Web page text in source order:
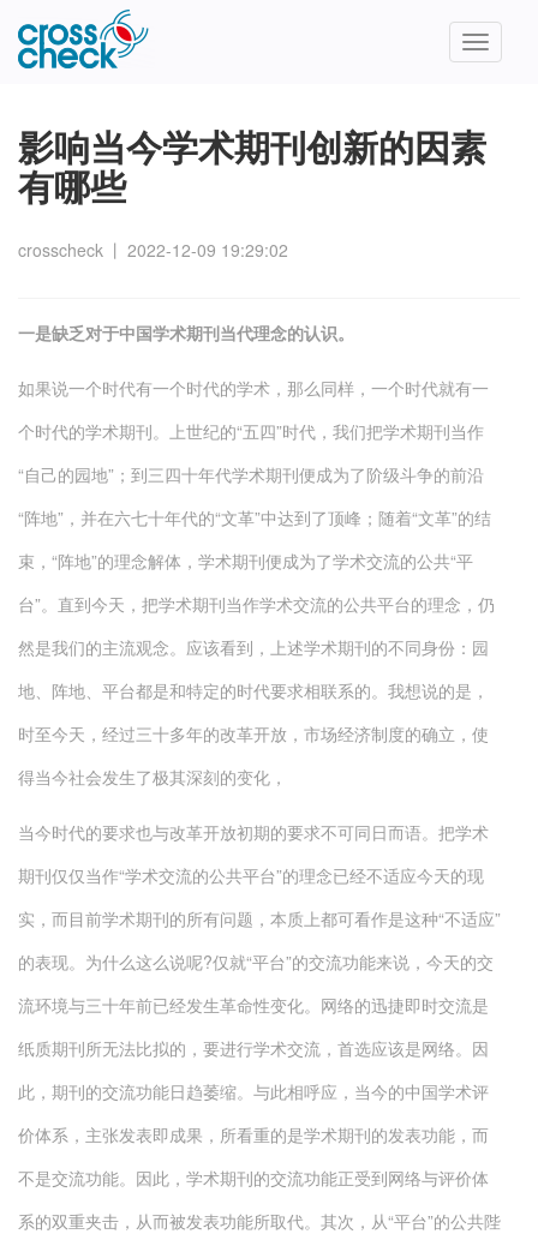
Toggle
影响当今学术期刊创新的因素
有哪些
crosscheck 丨 2022-12-09 19:29:02
一是缺乏对于中国学术期刊当代理念的认识。
如果说一个时代有一个时代的学术，那么同样，一个时代就有一
个时代的学术期刊。上世纪的“五四”时代，我们把学术期刊当作
“自己的园地”；到三四十年代学术期刊便成为了阶级斗争的前沿
“阵地”，并在六七十年代的“文革”中达到了顶峰；随着“文革”的结
束，“阵地”的理念解体，学术期刊便成为了学术交流的公共“平
台”。直到今天，把学术期刊当作学术交流的公共平台的理念，仍
然是我们的主流观念。应该看到，上述学术期刊的不同身份：园
地、阵地、平台都是和特定的时代要求相联系的。我想说的是，
时至今天，经过三十多年的改革开放，市场经济制度的确立，使
得当今社会发生了极其深刻的变化，
当今时代的要求也与改革开放初期的要求不可同日而语。把学术
期刊仅仅当作“学术交流的公共平台”的理念已经不适应今天的现
实，而目前学术期刊的所有问题，本质上都可看作是这种“不适应”
的表现。为什么这么说呢?仅就“平台”的交流功能来说，今天的交
流环境与三十年前已经发生革命性变化。网络的迅捷即时交流是
纸质期刊所无法比拟的，要进行学术交流，首选应该是网络。因
此，期刊的交流功能日趋萎缩。与此相呼应，当今的中国学术评
价体系，主张发表即成果，所看重的是学术期刊的发表功能，而
不是交流功能。因此，学术期刊的交流功能正受到网络与评价体
系的双重夹击，从而被发表功能所取代。其次，从“平台”的公共陛